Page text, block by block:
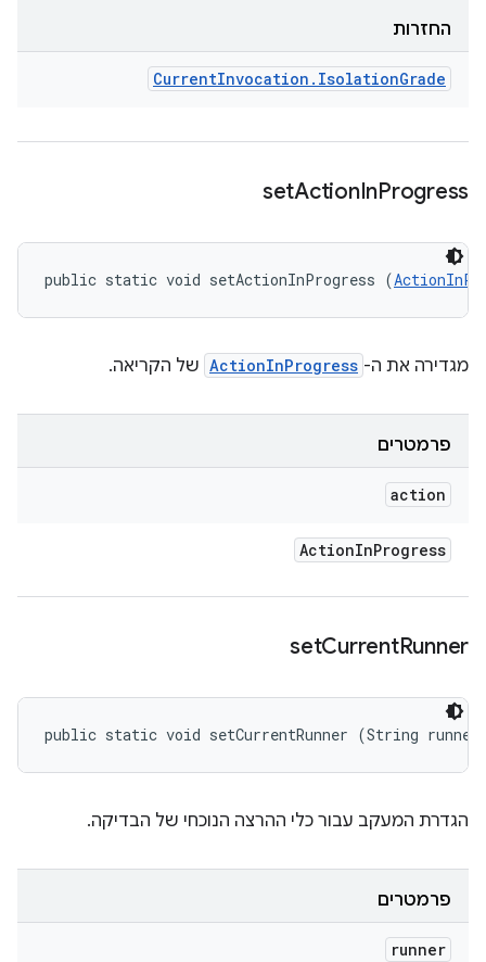
החזרות
CurrentInvocation . IsolationGrade
setActionInProgress
public static void setActionInProgress (
מגדירה את ה- ActionInProgress של הקריאה.
פרמטרים
action
ActionInProgress
setCurrentRunner
public static void setCurrentRunner (String
הגדרת המעקב עבור כלי ההרצה הנוכחי של הבדיקה.
פרמטרים
runner